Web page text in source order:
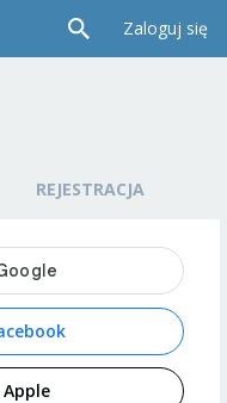
Zaloguj się
REJESTRACJA